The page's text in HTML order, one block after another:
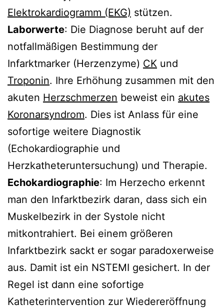
Elektrokardiogramm (EKG) stützen.
Laborwerte: Die Diagnose beruht auf der
notfallmäßigen Bestimmung der
Infarktmarker (Herzenzyme) CK und
Troponin. Ihre Erhöhung zusammen mit den
akuten Herzschmerzen beweist ein akutes
Koronarsyndrom. Dies ist Anlass für eine
sofortige weitere Diagnostik
(Echokardiographie und
Herzkatheteruntersuchung) und Therapie.
Echokardiographie: Im Herzecho erkennt
man den Infarktbezirk daran, dass sich ein
Muskelbezirk in der Systole nicht
mitkontrahiert. Bei einem größeren
Infarktbezirk sackt er sogar paradoxerweise
aus. Damit ist ein NSTEMI gesichert. In der
Regel ist dann eine sofortige
Katheterintervention zur Wiedereröffnung